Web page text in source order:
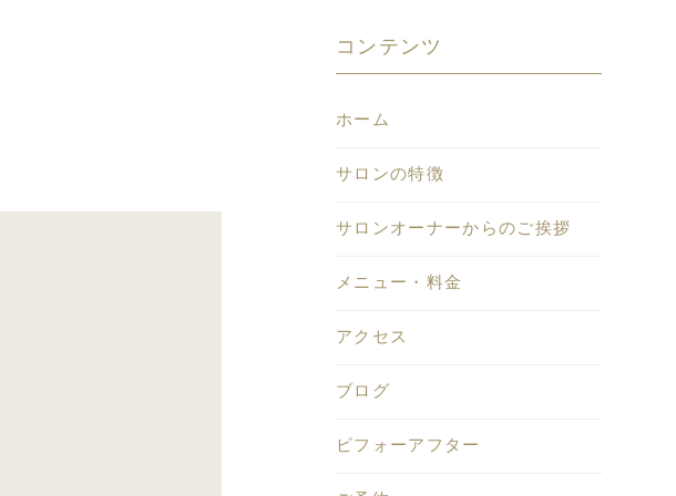
コンテンツ
ホーム
サロンの特徴
サロンオーナーからのご挨拶
メニュー・料金
アクセス
ブログ
ビフォーアフター